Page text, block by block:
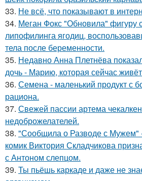
33. Не всё, что показывают в
34. Меган Фокс "Обновила" фигуру
липофилинга ягодиц,
тела после беременности.
35. Недавно Анна Плетнёва
дочь - Марию, которая сейчас
36. Семена - маленький продукт с
рациона.
37. Свежей пассии артема
недоброжелателей.
38. "Сообщила о Разводе с Мужем"
комик Виктория Складчикова
с Антоном слепцом.
39. Ты пьёшь каркаде и даже не